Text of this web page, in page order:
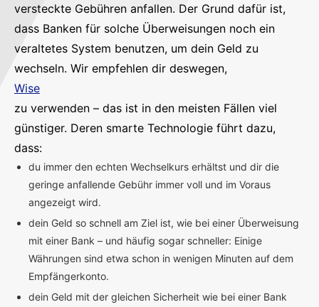
versteckte Gebühren anfallen. Der Grund dafür ist,
dass Banken für solche Überweisungen noch ein
veraltetes System benutzen, um dein Geld zu
wechseln. Wir empfehlen dir deswegen,
Wise
zu verwenden – das ist in den meisten Fällen viel
günstiger. Deren smarte Technologie führt dazu,
dass:
du immer den echten Wechselkurs erhältst und dir die
geringe anfallende Gebühr immer voll und im Voraus
angezeigt wird.
dein Geld so schnell am Ziel ist, wie bei einer Überweisung
mit einer Bank – und häufig sogar schneller: Einige
Währungen sind etwa schon in wenigen Minuten auf dem
Empfängerkonto.
dein Geld mit der gleichen Sicherheit wie bei einer Bank